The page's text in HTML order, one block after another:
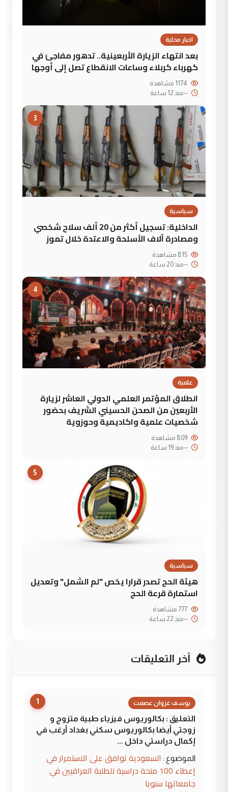
اخبار محلية
بعد انتهاء الزيارة الأربعينية.. تدهور مفاجئ في
كهرباء كربلاء وساعات الانقطاع تصل إلى أوجها
--منذ 12 ساعة
3
سياسية
الداخلية: تسجيل أكثر من 20 ألف سلاح شخصي
ومصادرة آلاف الأسلحة والاعتدة خلال تموز
--منذ 20 ساعة
4
علمية
انطلاق المؤتمر العلمي الدولي العاشر لزيارة
الأربعين من الصحن الحسيني الشريف بحضور
شخصيات علمية واكاديمية وحوزوية
--منذ 19 ساعة
5
سياسية
هيئة الحج تصدر قرارا يخص "لم الشمل" وتعديل
استمارة قرعة الحج
--منذ 22 ساعة
آخر التعليقات
1 يوسف غزوان عصمت
التعليق : بكالوريوس فيزياء طبية متزوج و
زوجتي أيضا بكالوريوس سكني بغداد أرغب في
إكمال دراستي داخل ...
الموضوع : السعودية توافق على الاستمرار في
إعطاء 100 منحة دراسية للطلبة العراقيين في
جامعاتها سنويا